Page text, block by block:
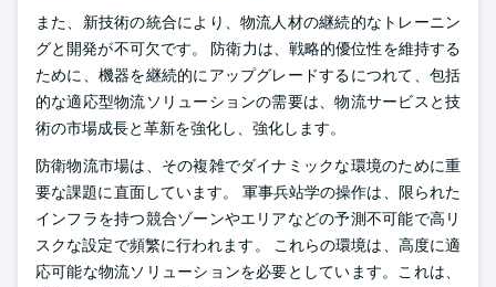
また、新技術の統合により、物流人材の継続的なトレーニン
グと開発が不可欠です。 防衛力は、戦略的優位性を維持する
ために、機器を継続的にアップグレードするにつれて、包括
的な適応型物流ソリューションの需要は、物流サービスと技
術の市場成長と革新を強化し、強化します。
防衛物流市場は、その複雑でダイナミックな環境のために重
要な課題に直面しています。 軍事兵站学の操作は、限られた
インフラを持つ競合ゾーンやエリアなどの予測不可能で高リ
スクな設定で頻繁に行われます。 これらの環境は、高度に適
応可能な物流ソリューションを必要としています。これは、